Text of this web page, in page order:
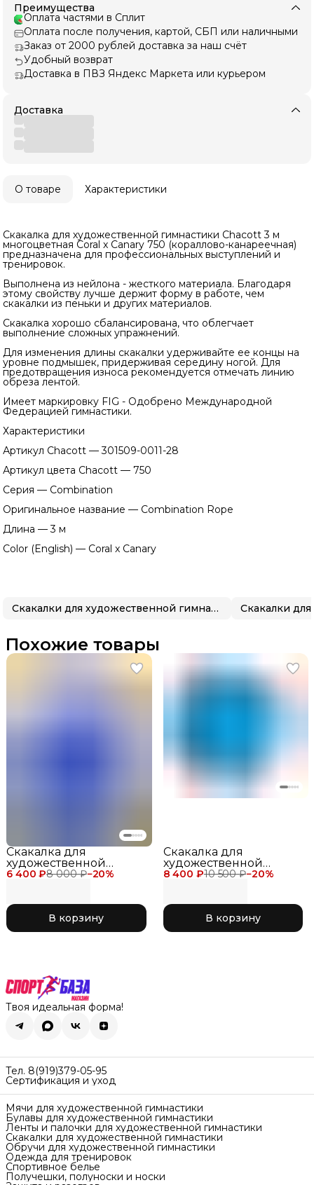
Преимущества
Оплата частями в Сплит
Оплата после получения, картой, СБП или наличными
Заказ от 2000 рублей доставка за наш счёт
Удобный возврат
Доставка в ПВЗ Яндекс Маркета или курьером
Доставка
О товаре Характеристики
Скакалка для художественной гимнастики Chacott 3 м
многоцветная Coral x Canary 750 (кораллово-канареечная)
предназначена для профессиональных выступлений и
тренировок.
Выполнена из нейлона - жесткого материала. Благодаря
этому свойству лучше держит форму в работе, чем
скакалки из пеньки и других материалов.
Скакалка хорошо сбалансирована, что облегчает
выполнение сложных упражнений.
Для изменения длины скакалки удерживайте ее концы на
уровне подмышек, придерживая середину ногой. Для
предотвращения износа рекомендуется отмечать линию
обреза лентой.
Имеет маркировку FIG - Одобрено Международной
Федерацией гимнастики.
Характеристики
Артикул Chacott — 301509-0011-28
Артикул цвета Chacott — 750
Серия — Combination
Оригинальное название — Combination Rope
Длина — 3 м
Color (English) — Coral x Canary
Скакалки для художественной гимнастики
Похожие товары
6 400 ₽8 000 ₽−20%
Скакалка для
художественной
гимнастики Chacott 3м
В корзину
8 400 ₽10 500 ₽−20%
Скакалка для
художественной
гимнастики Chacott 3м
В корзину
Твоя идеальная форма!
Тел. 8(919)379-05-95
Сертификация и уход
Мячи для художественной гимнастики
Булавы для художественной гимнастики
Ленты и палочки для художественной гимнастики
Скакалки для художественной гимнастики
Обручи для художественной гимнастики
Одежда для тренировок
Спортивное белье
Получешки, полуноски и носки